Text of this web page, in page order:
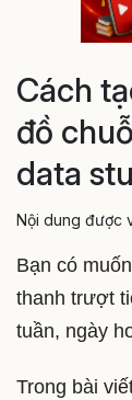
Cách
đồ
data
Nội dung được
Bạn có
thanh trượt
tuần, ngày
Trong bài